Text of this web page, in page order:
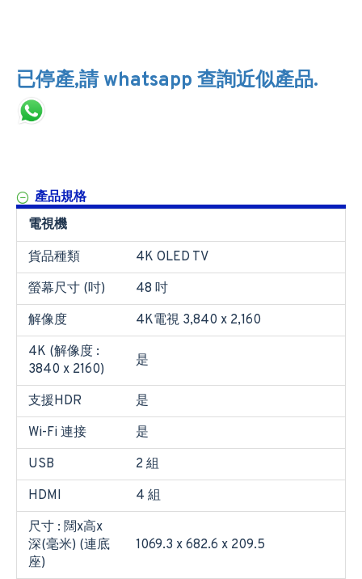
已停產,請 whatsapp 查詢近似產品.
產品規格
電視機
貨品種類
4K OLED TV
螢幕尺寸 (吋)
48 吋
解像度
4K電視 3,840 x 2,160
4K (解像度 :
3840 x 2160)
是
支援HDR
是
Wi-Fi 連接
是
USB
2 組
HDMI
4 組
尺寸 : 闊x高x
深(毫米) (連底
座)
1069.3 x 682.6 x 209.5